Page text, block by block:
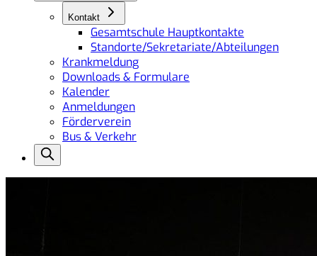
Kontakt
Gesamtschule Hauptkontakte
Standorte/Sekretariate/Abteilungen
Krankmeldung
Downloads & Formulare
Kalender
Anmeldungen
Förderverein
Bus & Verkehr